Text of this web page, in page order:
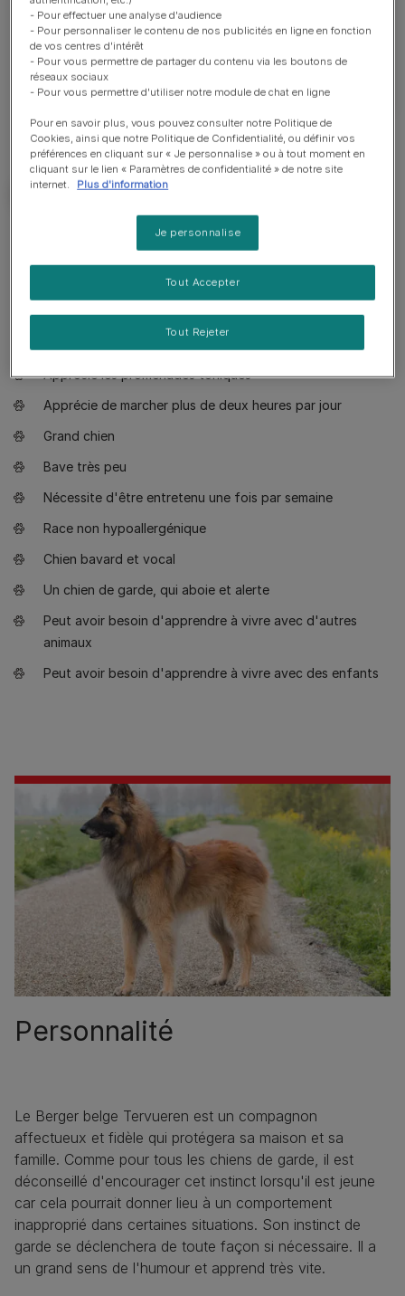
préalablement. Prenez également le temps de
réfléchir avant d'adopter un animal, cela implique
d'importantes responsabilités.
Bon à savoir
Chien adapté à un propriétaire ayant beaucoup
d'expérience
Apprécie les promenades toniques
Apprécie de marcher plus de deux heures par jour
Grand chien
Bave très peu
Nécessite d'être entretenu une fois par semaine
Race non hypoallergénique
Chien bavard et vocal
Un chien de garde, qui aboie et alerte
Peut avoir besoin d'apprendre à vivre avec d'autres
animaux
Peut avoir besoin d'apprendre à vivre avec des enfants
Personnalité
Le Berger belge Tervueren est un compagnon
affectueux et fidèle qui protégera sa maison et sa
famille. Comme pour tous les chiens de garde, il est
déconseillé d'encourager cet instinct lorsqu'il est jeune
car cela pourrait donner lieu à un comportement
inapproprié dans certaines situations. Son instinct de
garde se déclenchera de toute façon si nécessaire. Il a
un grand sens de l'humour et apprend très vite.
- Pour effectuer une analyse d'audience
- Pour personnaliser le contenu de nos publicités en ligne en fonction
de vos centres d'intérêt
- Pour vous permettre de partager du contenu via les boutons de
réseaux sociaux
- Pour vous permettre d'utiliser notre module de chat en ligne
Pour en savoir plus, vous pouvez consulter notre Politique de
Cookies, ainsi que notre Politique de Confidentialité, ou définir vos
préférences en cliquant sur « Je personnalise » ou à tout moment en
cliquant sur le lien « Paramètres de confidentialité » de notre site
internet.
Plus d'information
Je personnalise
Tout Rejeter
Tout Accepter